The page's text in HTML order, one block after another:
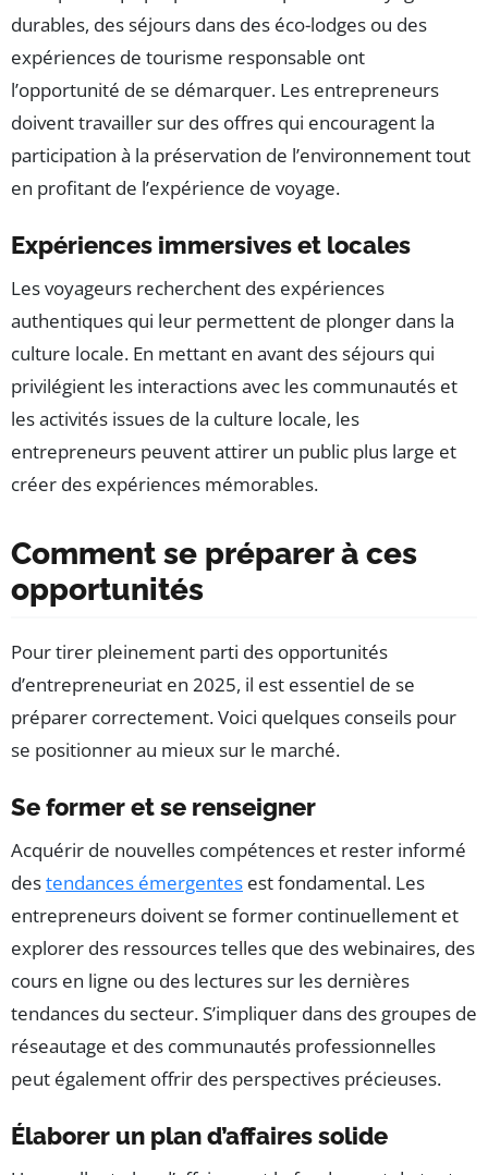
durables, des séjours dans des éco-lodges ou des
expériences de tourisme responsable ont
l’opportunité de se démarquer. Les entrepreneurs
doivent travailler sur des offres qui encouragent la
participation à la préservation de l’environnement tout
en profitant de l’expérience de voyage.
Expériences immersives et locales
Les voyageurs recherchent des expériences
authentiques qui leur permettent de plonger dans la
culture locale. En mettant en avant des séjours qui
privilégient les interactions avec les communautés et
les activités issues de la culture locale, les
entrepreneurs peuvent attirer un public plus large et
créer des expériences mémorables.
Comment se préparer à ces
opportunités
Pour tirer pleinement parti des opportunités
d’entrepreneuriat en 2025, il est essentiel de se
préparer correctement. Voici quelques conseils pour
se positionner au mieux sur le marché.
Se former et se renseigner
Acquérir de nouvelles compétences et rester informé
destendances émergentes est fondamental. Les
entrepreneurs doivent se former continuellement et
explorer des ressources telles que des webinaires, des
cours en ligne ou des lectures sur les dernières
tendances du secteur. S’impliquer dans des groupes de
réseautage et des communautés professionnelles
peut également offrir des perspectives précieuses.
Élaborer un plan d’affaires solide